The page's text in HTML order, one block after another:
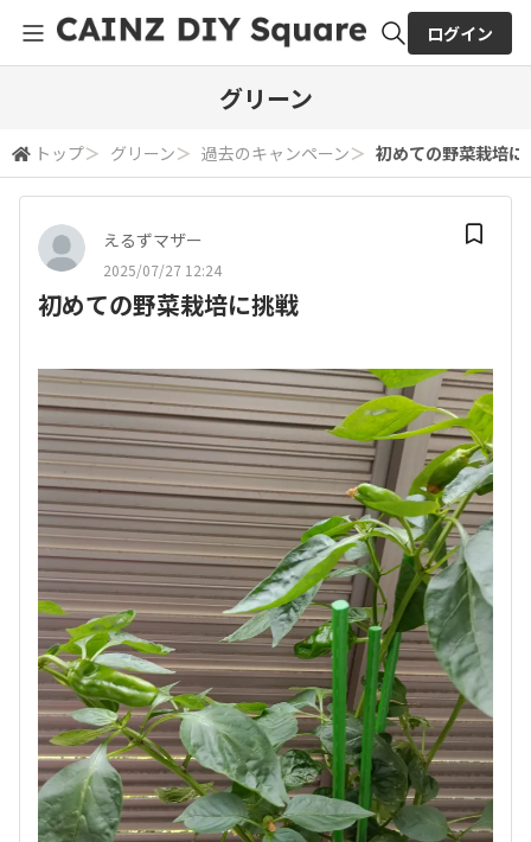
検索
ログイン
グリーン
トップ＞ グリーン＞ 過去のキャンペーン＞ 初めての野菜栽培に
えるずマザー
2025/07/27 12:24
初めての野菜栽培に挑戦